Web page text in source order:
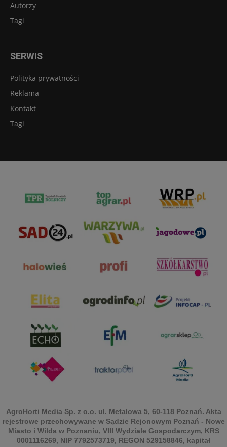
Autorzy
Tagi
SERWIS
Polityka prywatności
Reklama
Kontakt
Tagi
AgroHorti Media Sp. z o.o. ul. Metalowa 5, 60-118 Poznań. Akta
rejestrowe przechowywane w Sądzie Rejonowym Poznań - Nowe
Miasto i Wilda w Poznaniu, VIII Wydziale Gospodarczym, KRS
0001116269, NIP 7792573719, REGON 529158846, kapitał